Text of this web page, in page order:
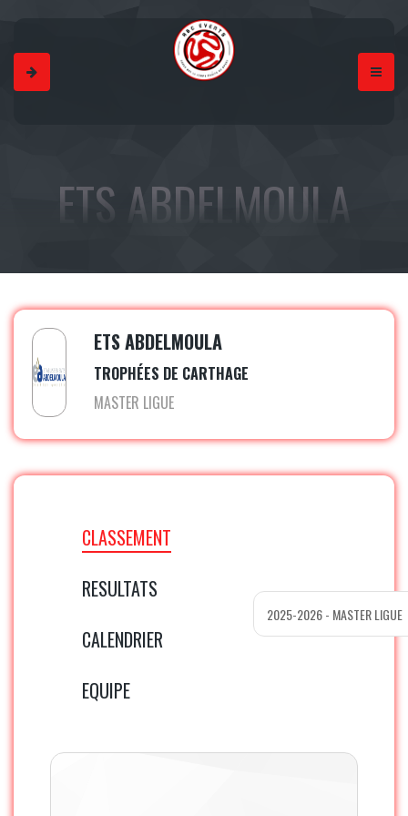
ETS ABDELMOULA
ETS ABDELMOULA
TROPHÉES DE CARTHAGE
MASTER LIGUE
CLASSEMENT
RESULTATS
CALENDRIER
EQUIPE